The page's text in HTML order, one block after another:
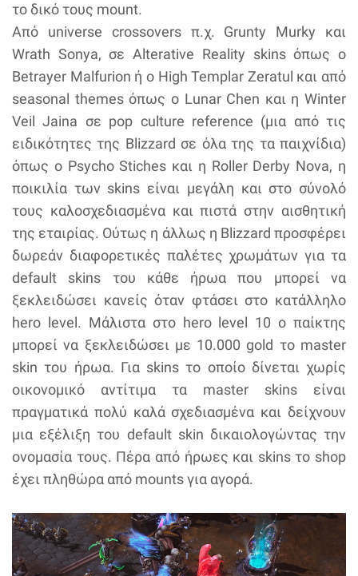
το δικό τους mount.
Από universe crossovers π.χ. Grunty Murky και
Wrath Sonya, σε Alterative Reality skins όπως ο
Betrayer Malfurion ή ο High Templar Zeratul και από
seasonal themes όπως ο Lunar Chen και η Winter
Veil Jaina σε pop culture reference (μια από τις
ειδικότητες της Blizzard σε όλα της τα παιχνίδια)
όπως ο Psycho Stiches και η Roller Derby Nova, η
ποικιλία των skins είναι μεγάλη και στο σύνολό
τους καλοσχεδιασμένα και πιστά στην αισθητική
της εταιρίας. Ούτως η άλλως η Blizzard προσφέρει
δωρεάν διαφορετικές παλέτες χρωμάτων για τα
default skins του κάθε ήρωα που μπορεί να
ξεκλειδώσει κανείς όταν φτάσει στο κατάλληλο
hero level. Μάλιστα στο hero level 10 ο παίκτης
μπορεί να ξεκλειδώσει με 10.000 gold το master
skin του ήρωα. Για skins το οποίο δίνεται χωρίς
οικονομικό αντίτιμα τα master skins είναι
πραγματικά πολύ καλά σχεδιασμένα και δείχνουν
μια εξέλιξη του default skin δικαιολογώντας την
ονομασία τους. Πέρα από ήρωες και skins το shop
έχει πληθώρα από mounts για αγορά.